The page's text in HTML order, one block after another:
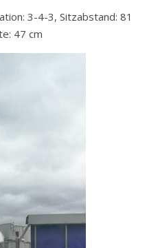
3-4-3, Sitzabstand: 81
47 cm